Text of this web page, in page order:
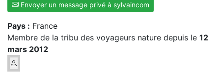
Envoyer un message privé à sylvaincom
Pays : France
Membre de la tribu des voyageurs nature depuis le 12
mars 2012